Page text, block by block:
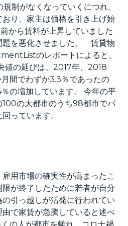
制がなくなっていくにつれ、
り、家主は価格を引き上げ始
から賃料が上昇していました
題を悪化させました。 賃貸物
のレポートによると、
値の延びは、2017年、2018
間でわずか3.3％であったの
の増加しています。 今年の平
100の大都市のうち98都市でパ
っています。
用市場の確実性が高まったこ
が終了したために若者が自分
引っ越しが活発に行われてい
で家賃が急騰していると述べ